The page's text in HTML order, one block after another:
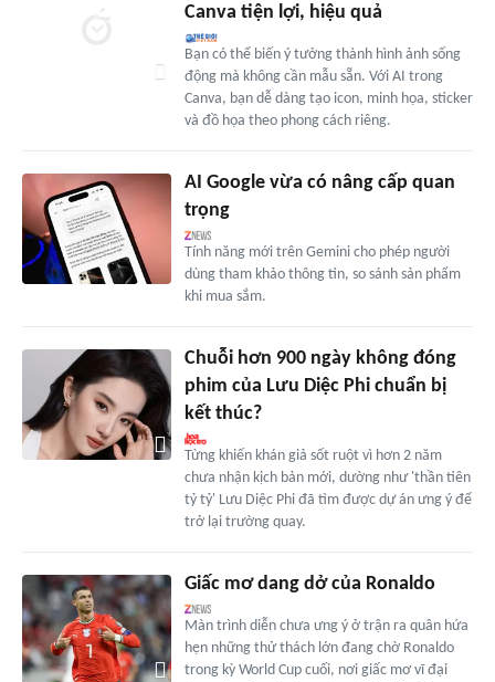
Canva tiện lợi, hiệu quả
Bạn có thể biến ý tưởng thành hình ảnh sống
động mà không cần mẫu sẵn. Với AI trong
Canva, bạn dễ dàng tạo icon, minh họa, sticker
và đồ họa theo phong cách riêng.
AI Google vừa có nâng cấp quan
trọng
Tính năng mới trên Gemini cho phép người
dùng tham khảo thông tin, so sánh sản phẩm
khi mua sắm.
Chuỗi hơn 900 ngày không đóng
phim của Lưu Diệc Phi chuẩn bị
kết thúc?
Từng khiến khán giả sốt ruột vì hơn 2 năm
chưa nhận kịch bản mới, dường như 'thần tiên
tỷ tỷ' Lưu Diệc Phi đã tìm được dự án ưng ý để
trở lại trường quay.
Giấc mơ dang dở của Ronaldo
Màn trình diễn chưa ưng ý ở trận ra quân hứa
hẹn những thử thách lớn đang chờ Ronaldo
trong kỳ World Cup cuối, nơi giấc mơ vĩ đại